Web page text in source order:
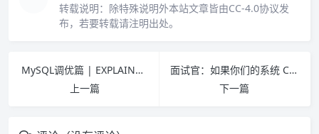
转载说明： 除特殊说明外本站文章皆由CC-4.0协议发
布，若要转载请注明出处。
MySQL调优篇 | EXPLAIN执行计划解读（4）
上一篇
面试官：如果你们的系统 CPU 突然飙升且 GC 频繁，如何排查？
下一篇